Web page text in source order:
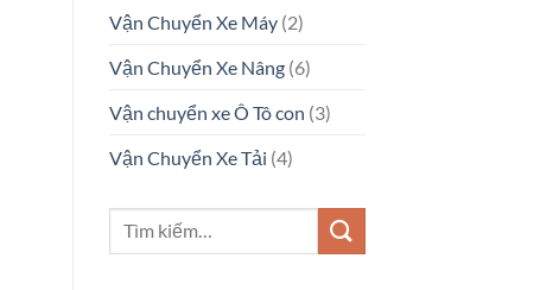
Vận Chuyển Xe Máy(2)
Vận Chuyển Xe Nâng(6)
Vận chuyển xe Ô Tô con (3)
Vận Chuyển Xe Tải (4)